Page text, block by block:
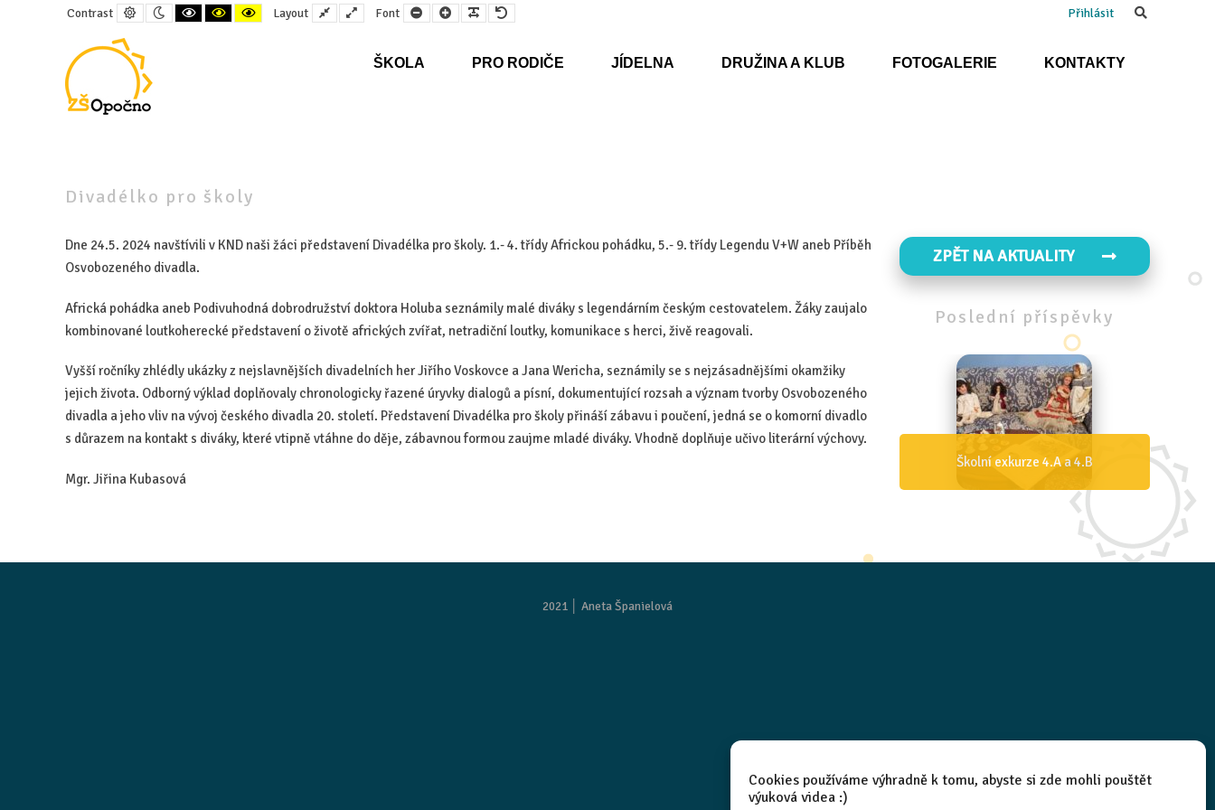
Cookies používáme výhradně k tomu, abyste si zde mohli pouštět
výuková videa :)
Contrast Default
contrast
Night
contrast
Black
and
Black
and
Yellow
and
Layout Fixed
layout
Wide
layout
Font Smaller
Font
Larger
Font
Readable
Font
Default
Font
Přihlásit
ŠKOLA PRO RODIČE JÍDELNA DRUŽINA A KLUB FOTOGALERIE KONTAKTY
Divadélko pro školy
Dne 24.5. 2024 navštívili v KND naši žáci představení Divadélka pro školy. 1.- 4. třídy Africkou pohádku, 5.- 9. třídy Legendu V+W aneb Příběh
Osvobozeného divadla.
Africká pohádka aneb Podivuhodná dobrodružství doktora Holuba seznámily malé diváky s legendárním českým cestovatelem. Žáky zaujalo
kombinované loutkoherecké představení o životě afrických zvířat, netradiční loutky, komunikace s herci, živě reagovali.
Vyšší ročníky zhlédly ukázky z nejslavnějších divadelních her Jiřího Voskovce a Jana Wericha, seznámily se s nejzásadnějšími okamžiky
jejich života. Odborný výklad doplňovaly chronologicky řazené úryvky dialogů a písní, dokumentující rozsah a význam tvorby Osvobozeného
divadla a jeho vliv na vývoj českého divadla 20. století. Představení Divadélka pro školy přináší zábavu i poučení, jedná se o komorní divadlo
s důrazem na kontakt s diváky, které vtipně vtáhne do děje, zábavnou formou zaujme mladé diváky. Vhodně doplňuje učivo literární výchovy.
Mgr. Jiřina Kubasová
ZPĚT NA AKTUALITY
Poslední příspěvky
Školní exkurze 4.A a 4.B
2021 │ Aneta Španielová